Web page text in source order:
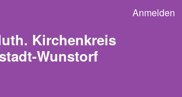
User
Anmelden
Kirchenkreis
Wunstorf